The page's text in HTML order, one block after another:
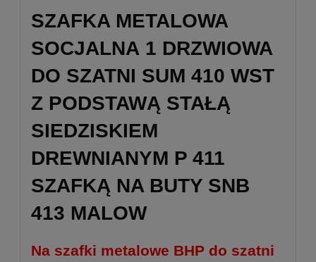
SZAFKA METALOWA
SOCJALNA 1 DRZWIOWA
DO SZATNI SUM 410 WST
Z PODSTAWĄ STAŁĄ
SIEDZISKIEM
DREWNIANYM P 411
SZAFKĄ NA BUTY SNB
413 MALOW
Na szafki metalowe BHP do szatni